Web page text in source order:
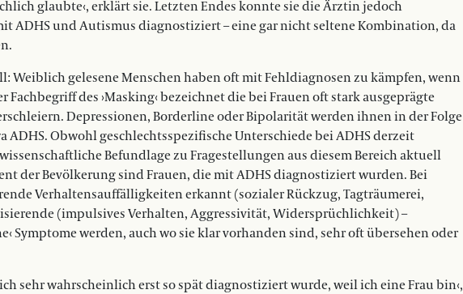
glaubte‹, erklärt sie. Letzten Endes konnte sie die Ärztin jedoch
ADHS und Autismus diagnostiziert – eine gar nicht seltene Kombination, da
Weiblich gelesene Menschen haben oft mit Fehldiagnosen zu kämpfen, wenn
Fachbegriff des ›Masking‹ bezeichnet die bei Frauen oft stark ausgeprägte
Depressionen, Borderline oder Bipolarität werden ihnen in der Folge
ADHS. Obwohl geschlechtsspezifische Unterschiede bei ADHS derzeit
Befundlage zu Fragestellungen aus diesem Bereich aktuell
der Bevölkerung sind Frauen, die mit ADHS diagnostiziert wurden. Bei
Verhaltensauffälligkeiten erkannt (sozialer Rückzug, Tagträumerei,
(impulsives Verhalten, Aggressivität, Widersprüchlichkeit) –
Symptome werden, auch wo sie klar vorhanden sind, sehr oft übersehen oder
sehr wahrscheinlich erst so spät diagnostiziert wurde, weil ich eine Frau bin‹,